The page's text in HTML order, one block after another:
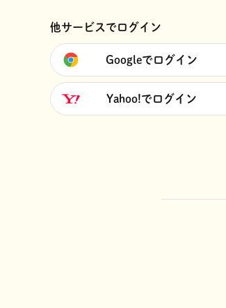
他サービスでログイン
Googleでログイン
Yahoo!でログイン